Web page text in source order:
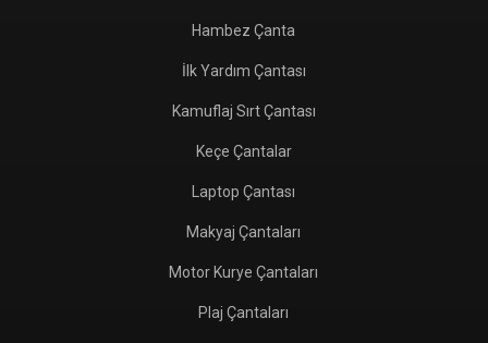
Hambez Çanta
İlk Yardım Çantası
Kamuflaj Sırt Çantası
Keçe Çantalar
Laptop Çantası
Makyaj Çantaları
Motor Kurye Çantaları
Plaj Çantaları